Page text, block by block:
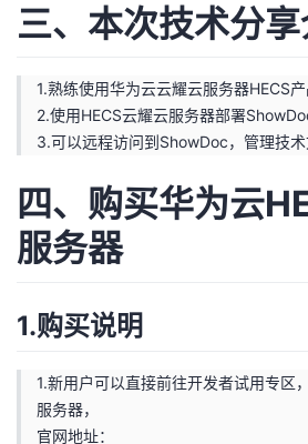
三、本次技术分
1.熟练使用华为云云耀云服务器HECS产
2.使用HECS云耀云服务器部署
3.可以远程访问到ShowDoc，管理技术
四、购买华为云
服务器
1.购买说明
1.新用户可以直接前往开发者试用专区
服务器，
官网地址：